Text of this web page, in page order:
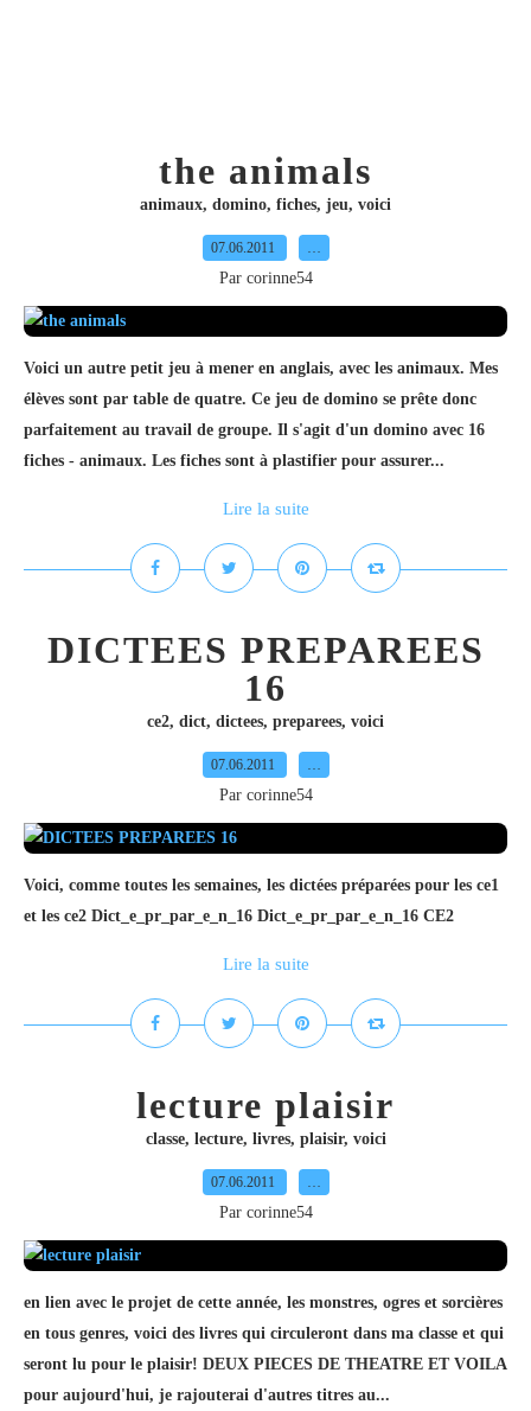
the animals
animaux, domino, fiches, jeu, voici
07.06.2011 …
Par corinne54
Voici un autre petit jeu à mener en anglais, avec les animaux. Mes
élèves sont par table de quatre. Ce jeu de domino se prête donc
parfaitement au travail de groupe. Il s'agit d'un domino avec 16
fiches - animaux. Les fiches sont à plastifier pour assurer...
Lire la suite
DICTEES PREPAREES
16
ce2, dict, dictees, preparees, voici
07.06.2011 …
Par corinne54
Voici, comme toutes les semaines, les dictées préparées pour les ce1
et les ce2 Dict_e_pr_par_e_n_16 Dict_e_pr_par_e_n_16 CE2
Lire la suite
lecture plaisir
classe, lecture, livres, plaisir, voici
07.06.2011 …
Par corinne54
en lien avec le projet de cette année, les monstres, ogres et sorcières
en tous genres, voici des livres qui circuleront dans ma classe et qui
seront lu pour le plaisir! DEUX PIECES DE THEATRE ET VOILA
pour aujourd'hui, je rajouterai d'autres titres au...